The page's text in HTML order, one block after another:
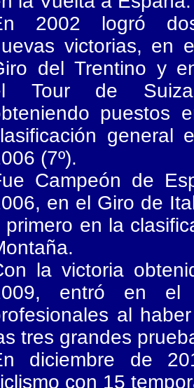
2002 logró
victorias, en
del Trentino y
Tour de
puestos
general
(7º).
Campeón de
en el Giro de
primero en la
la victoria
entró en el
al
tres grandes
diciembre de
con 15